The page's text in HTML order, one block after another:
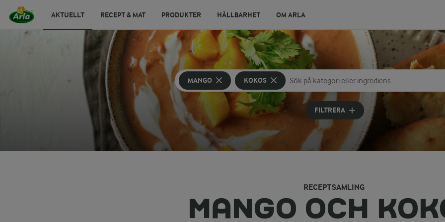
AKTUELLT RECEPT & MAT PRODUKTER HÅLLBARHET OM ARLA
MANGO KOKOS
Sök på kategori eller ingrediens
Skriv in sökord för att få förslag
FILTRERA
RECEPTSAMLING
MANGO OCH